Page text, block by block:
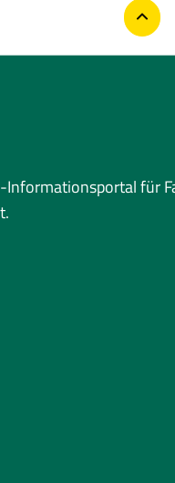
Informationsportal für